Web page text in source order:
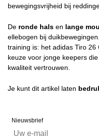
bewegingsvrijheid bij
De ronde hals en lange
ellebogen bij
training is: het adidas Tiro
keuze voor jonge keepers
kwaliteit vertrouwen.
Je kunt dit artikel laten
Nieuwsbrief